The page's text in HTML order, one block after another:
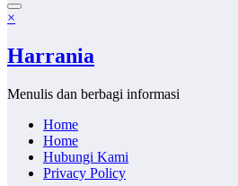
×
Harrania
Menulis dan berbagi informasi
Home
Home
Hubungi Kami
Privacy Policy